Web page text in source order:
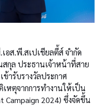
ส.พี.สเปเชียลตี้ส์ จำกัด
กุล ประธานเจ้าหน้าที่สาย
ารับรางวัลประกาศ
เหตุจากการทำงานให้เป็น
Campaign 2024) ซึ่งจัดขึ้น